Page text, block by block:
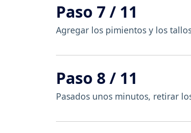
Paso 7 / 11
Agregar los pimientos y los
Paso 8 / 11
Pasados unos minutos, retirar